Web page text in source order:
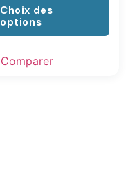
Choix des
options
Comparer